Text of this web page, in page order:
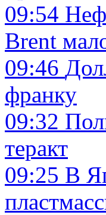
09:54
Brent
09:46
франку
09:32
теракт
09:25 В